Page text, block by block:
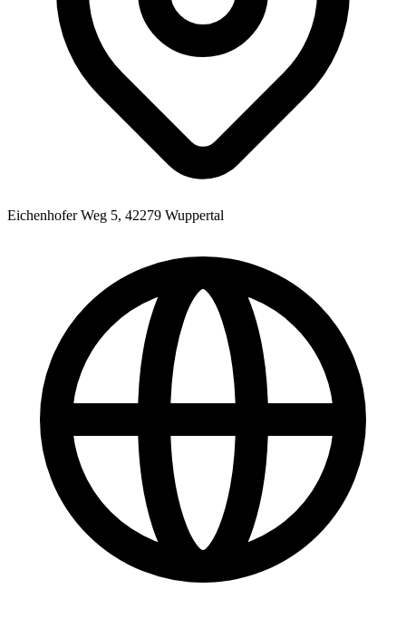
Eichenhofer Weg 5, 42279 Wuppertal